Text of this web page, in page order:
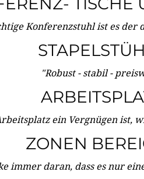
Konferenzstuhl ist es der
"Robust - stabil -
ein Vergnügen ist,
ZONEN
immer daran, dass es nur